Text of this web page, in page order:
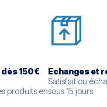
150€
produits en
Echanges et
Satisfait ou
sous 15 jours